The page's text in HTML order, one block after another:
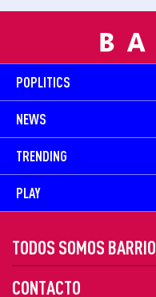
POPLITICS
NEWS
TRENDING
PLAY
TODOS SOMOS BARRIO
CONTACTO